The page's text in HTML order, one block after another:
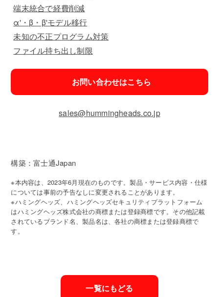
端末統合で経費削減
α'・β・β'モデル移行
未知の不正プログラム対策
ファイル持ち出し制限
お問い合わせはこちら
sales@hummingheads.co.jp
構築：富士通Japan
※本内容は、2023年6月現在のものです。製品・サービス内容・仕様
については事前の予告なしに変更されることがあります。
※ハミングヘッズ、ハミングヘッズセキュリティプラットフォーム
はハミングヘッズ株式会社の商標または登録商標です。その他記載
されているブランド名、製品名は、各社の商標または登録商標で
す。
一覧にもどる